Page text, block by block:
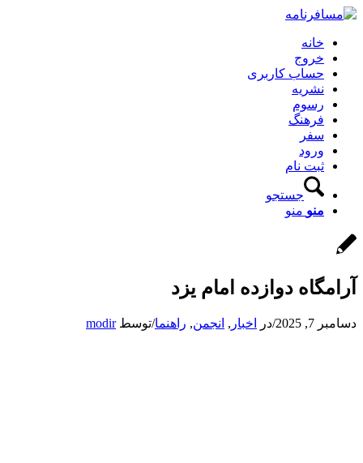
خانه
خروج
حساب کاربری
نشریه
رسوم
فرهنگ
سفر
ورود
ثبت نام
جستجو
منو منو
آرامگاه دوازده امام یزد
دسامبر 7, 2025 /در اخبار , انجمن, راهنما/توسطmodir